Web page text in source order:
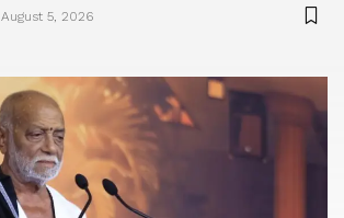
August 5, 2026